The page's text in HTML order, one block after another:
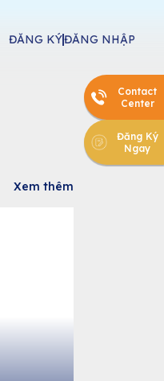
ĐĂNG KÝĐĂNG NHẬP
Xem thêm
Contact
Center
Đăng Ký
Ngay